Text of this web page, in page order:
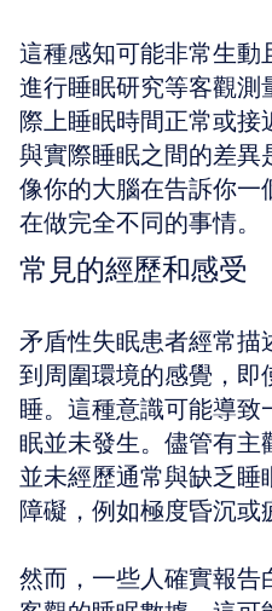
這種感知可能非常生動
進行睡眠研究等客觀測
際上睡眠時間正常或
與實際睡眠之間的差
像你的大腦在告訴你一
在做完全不同的事情。
常見的經歷和感受
矛盾性失眠患者經常描
到周圍環境的感覺，即
睡。這種意識可能導
眠並未發生。儘管有主
並未經歷通常與缺乏
障礙，例如極度昏沉或
然而，一些人確實報告